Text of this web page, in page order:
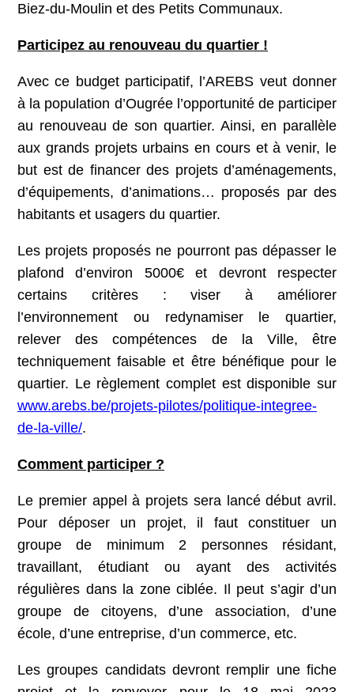
Biez-du-Moulin et des Petits Communaux.
Participez au renouveau du quartier !
Avec ce budget participatif, l’AREBS veut donner
à la population d’Ougrée l’opportunité de participer
au renouveau de son quartier. Ainsi, en parallèle
aux grands projets urbains en cours et à venir, le
but est de financer des projets d’aménagements,
d’équipements, d’animations… proposés par des
habitants et usagers du quartier.
Les projets proposés ne pourront pas dépasser le
plafond d’environ 5000€ et devront respecter
certains critères : viser à améliorer
l’environnement ou redynamiser le quartier,
relever des compétences de la Ville, être
techniquement faisable et être bénéfique pour le
quartier. Le règlement complet est disponible sur
www.arebs.be/projets-pilotes/politique-integree-
de-la-ville/.
Comment participer ?
Le premier appel à projets sera lancé début avril.
Pour déposer un projet, il faut constituer un
groupe de minimum 2 personnes résidant,
travaillant, étudiant ou ayant des activités
régulières dans la zone ciblée. Il peut s’agir d’un
groupe de citoyens, d’une association, d’une
école, d’une entreprise, d’un commerce, etc.
Les groupes candidats devront remplir une fiche